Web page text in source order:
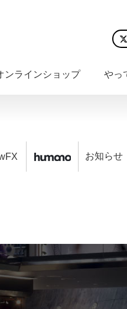
ンラインショップ やっ
お知らせ